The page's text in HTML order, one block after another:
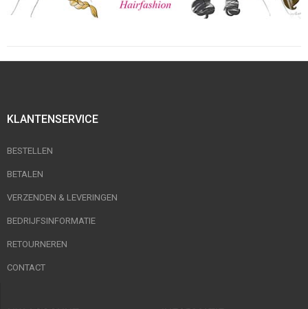
KLANTENSERVICE
BESTELLEN
BETALEN
VERZENDEN & LEVERINGEN
BEDRIJFSINFORMATIE
RETOURNEREN
CONTACT